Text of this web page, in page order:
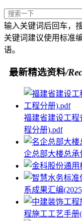
输入关键词后回车，
关键词建议使用标准
语。
最新精选资料/
福建省建设工程
程分册).pdf
企总部大楼总承
系成果汇编
程施工工艺手册